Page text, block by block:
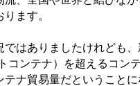
ます。
はありましたけれども
ンテナ）を超えるコン
ナ貿易量だということ